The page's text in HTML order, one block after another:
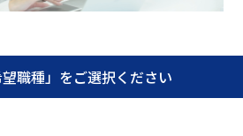
職種」をご選択ください